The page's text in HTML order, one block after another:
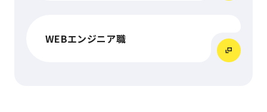
WEBエンジニア職